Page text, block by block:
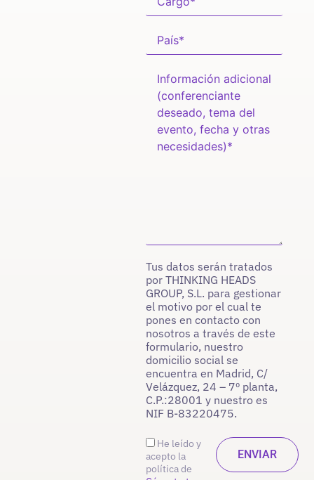
Tus datos serán tratados
por THINKING HEADS
GROUP, S.L. para gestionar
el motivo por el cual te
pones en contacto con
nosotros a través de este
formulario, nuestro
domicilio social se
encuentra en Madrid, C/
Velázquez, 24 – 7º planta,
C.P.:28001 y nuestro es
NIF B-83220475.
He leído y
acepto la
política de